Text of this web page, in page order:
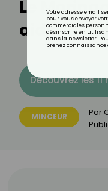
Le
aider à
Découvrez les 11
MINCEUR Par
Votre adresse email
pour vous envoyer
commerciales
désinscrire en
dans la newsletter.
prenez connaissance